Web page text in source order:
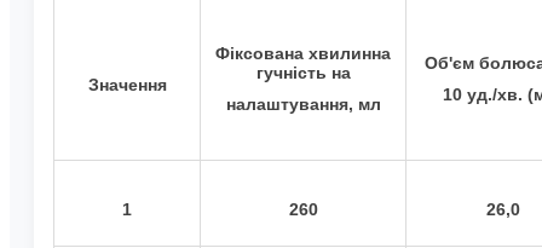
Значення
Фіксована хвилинна
гучність на
налаштування, мл
Об'єм
10 уд./хв.
1 260 26,0